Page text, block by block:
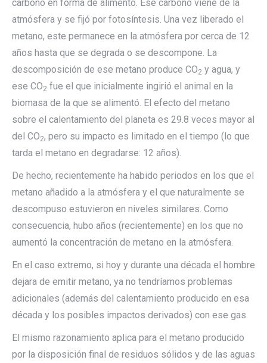
carbono en forma de alimento. Ese carbono viene de la
atmósfera y se fijó por fotosíntesis. Una vez liberado el
metano, este permanece en la atmósfera por cerca de 12
años hasta que se degrada o se descompone. La
descomposición de ese metano produce CO2 y agua, y
ese CO2 fue el que inicialmente ingirió el animal en la
biomasa de la que se alimentó. El efecto del metano
sobre el calentamiento del planeta es 29.8 veces mayor al
del CO2, pero su impacto es limitado en el tiempo (lo que
tarda el metano en degradarse: 12 años).
De hecho, recientemente ha habido periodos en los que el
metano añadido a la atmósfera y el que naturalmente se
descompuso estuvieron en niveles similares. Como
consecuencia, hubo años (recientemente) en los que no
aumentó la concentración de metano en la atmósfera.
En el caso extremo, si hoy y durante una década el hombre
dejara de emitir metano, ya no tendríamos problemas
adicionales (además del calentamiento producido en esa
década y los posibles impactos derivados) con ese gas.
El mismo razonamiento aplica para el metano producido
por la disposición final de residuos sólidos y de las aguas